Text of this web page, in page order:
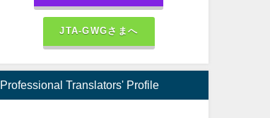
JTA-GWGさまへ
Professional Translators' Profile